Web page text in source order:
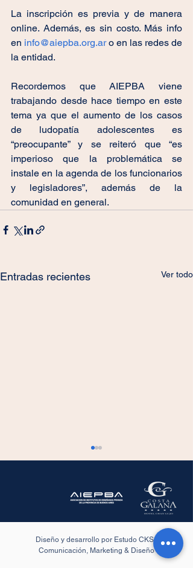
La inscripción es previa y de manera
online. Además, es sin costo. Más info
en info@aiepba.org.ar o en las redes de
la entidad.
Recordemos que AIEPBA viene
trabajando desde hace tiempo en este
tema ya que el aumento de los casos
de ludopatía adolescentes es
“preocupante” y se reiteró que “es
imperioso que la problemática se
instale en la agenda de los funcionarios
y legisladores”, además de la
comunidad en general.
Entradas recientes Ver todo
Directivos de colegios
privados analizarán
Diseño y desarrollo por Estudo CKS -
Comunicación, Marketing & Diseño